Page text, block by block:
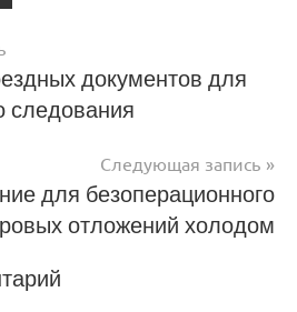
документов для
следования
Следующая запись
для безоперационного
отложений холодом